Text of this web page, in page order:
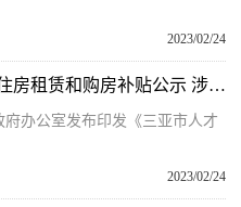
2023/02/24
三亚发布2023年首批引进人才住房租赁和购房补贴公示 涉及120家单位
办公室发布印发《三亚市人才
2023/02/24